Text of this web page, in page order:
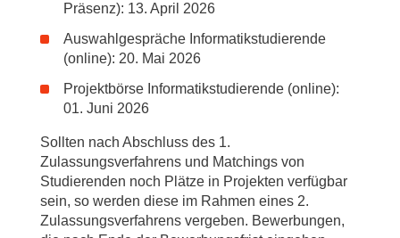
Präsenz): 13. April 2026
Auswahlgespräche Informatikstudierende
(online): 20. Mai 2026
Projektbörse Informatikstudierende (online):
01. Juni 2026
Sollten nach Abschluss des 1.
Zulassungsverfahrens und Matchings von
Studierenden noch Plätze in Projekten verfügbar
sein, so werden diese im Rahmen eines 2.
Zulassungsverfahrens vergeben. Bewerbungen,